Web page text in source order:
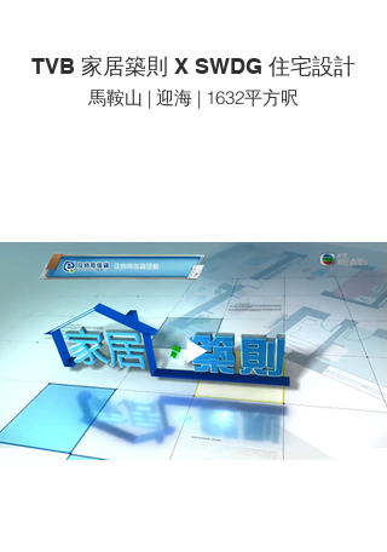
TVB 家居築則 X SWDG 住宅設計
馬鞍山 | 迎海 | 1632平方呎